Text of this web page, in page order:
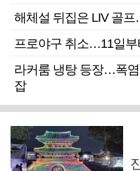
해체설 뒤집은 LIV 골프
프로야구 취소…11일부
라커룸 냉탕 등장…폭
잡